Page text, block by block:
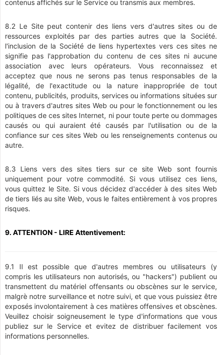
contenus affichés sur le Service ou transmis aux membres.
8.2 Le Site peut contenir des liens vers d'autres sites ou de
ressources exploités par des parties autres que la Société.
l'inclusion de la Société de liens hypertextes vers ces sites ne
signifie pas l'approbation du contenu de ces sites ni aucune
association avec leurs opérateurs. Vous reconnaissez et
acceptez que nous ne serons pas tenus responsables de la
légalité, de l'exactitude ou la nature inappropriée de tout
contenu, publicités, produits, services ou informations situées sur
ou à travers d'autres sites Web ou pour le fonctionnement ou les
politiques de ces sites Internet, ni pour toute perte ou dommages
causés ou qui auraient été causés par l'utilisation ou de la
confiance sur ces sites Web ou les renseignements contenus ou
autre.
8.3 Liens vers des sites tiers sur ce site Web sont fournis
uniquement pour votre commodité. Si vous utilisez ces liens,
vous quittez le Site. Si vous décidez d'accéder à des sites Web
de tiers liés au site Web, vous le faites entièrement à vos propres
risques.
9. ATTENTION - LIRE Attentivement:
9.1 Il est possible que d'autres membres ou utilisateurs (y
compris les utilisateurs non autorisés, ou "hackers") publient ou
transmettent du matériel offensants ou obscènes sur le service,
malgrè notre surveillance et notre suivi, et que vous puissiez être
exposés involontairement à ces matières offensives et obscènes.
Veuillez choisir soigneusement le type d'informations que vous
publiez sur le Service et evitez de distribuer facilement vos
informations personnelles.